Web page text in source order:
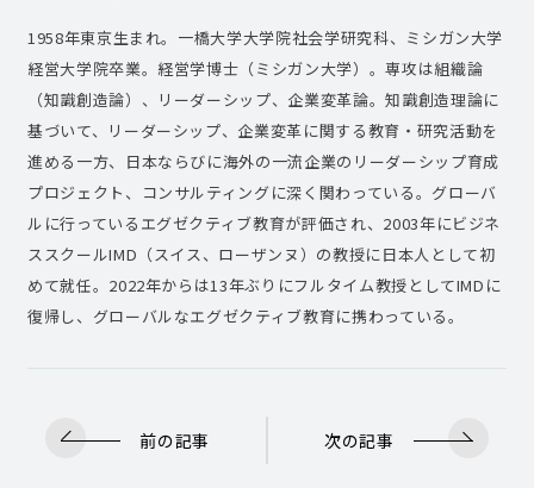
1958年東京生まれ。一橋大学大学院社会学研究科、ミシガン大学
経営大学院卒業。経営学博士（ミシガン大学）。専攻は組織論
（知識創造論）、リーダーシップ、企業変革論。知識創造理論に
基づいて、リーダーシップ、企業変革に関する教育・研究活動を
進める一方、日本ならびに海外の一流企業のリーダーシップ育成
プロジェクト、コンサルティングに深く関わっている。グローバ
ルに行っているエグゼクティブ教育が評価され、2003年にビジネ
ススクールIMD（スイス、ローザンヌ）の教授に日本人として初
めて就任。2022年からは13年ぶりにフルタイム教授としてIMDに
復帰し、グローバルなエグゼクティブ教育に携わっている。
前の記事 次の記事